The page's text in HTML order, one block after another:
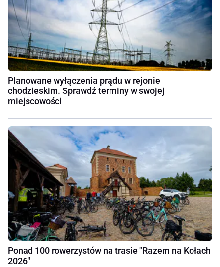
Planowane wyłączenia prądu w rejonie
chodzieskim. Sprawdź terminy w swojej
miejscowości
Ponad 100 rowerzystów na trasie "Razem na Kołach
2026"